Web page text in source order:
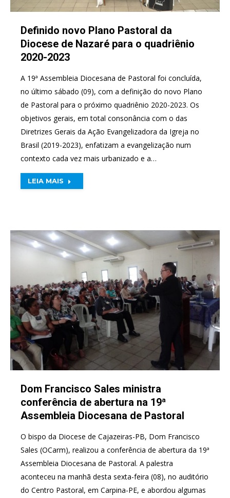
Definido novo Plano Pastoral da
Diocese de Nazaré para o quadriênio
2020-2023
A 19ª Assembleia Diocesana de Pastoral foi concluída,
no último sábado (09), com a definição do novo Plano
de Pastoral para o próximo quadriênio 2020-2023. Os
objetivos gerais, em total consonância com o das
Diretrizes Gerais da Ação Evangelizadora da Igreja no
Brasil (2019-2023), enfatizam a evangelização num
contexto cada vez mais urbanizado e a…
LEIA MAIS
Dom Francisco Sales ministra
conferência de abertura na 19ª
Assembleia Diocesana de Pastoral
O bispo da Diocese de Cajazeiras-PB, Dom Francisco
Sales (OCarm), realizou a conferência de abertura da 19ª
Assembleia Diocesana de Pastoral. A palestra
aconteceu na manhã desta sexta-feira (08), no auditório
do Centro Pastoral, em Carpina-PE, e abordou algumas